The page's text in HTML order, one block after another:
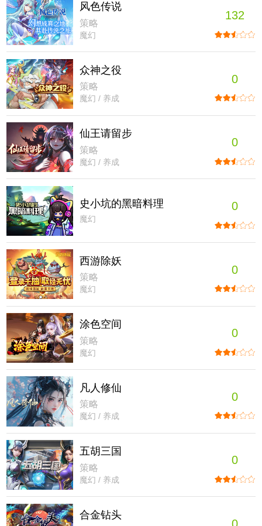
风色传说
策略
魔幻
132
众神之役
策略
魔幻 / 养成
0
仙王请留步
策略
魔幻 / 养成
0
史小坑的黑暗料理
魔幻
0
西游除妖
策略
魔幻
0
涂色空间
策略
魔幻
0
凡人修仙
策略
魔幻 / 养成
0
五胡三国
策略
魔幻 / 养成
0
合金钻头